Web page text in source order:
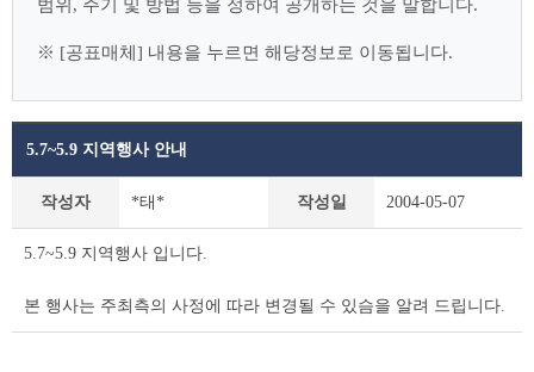
범위, 주기 및 방법 등을 정하여 공개하는 것을 말합니다.
※ [공표매체] 내용을 누르면 해당정보로 이동됩니다.
보
표
상
5.7~5.9 지역행사 안내
작성자 *태* 작성일 2004-05-07
5.7~5.9 지역행사 입니다.
본 행사는 주최측의 사정에 따라 변경될 수 있슴을 알려 드립니다.